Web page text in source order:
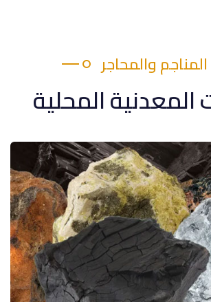
المناجم والمحاجر
المعدنية المحلية